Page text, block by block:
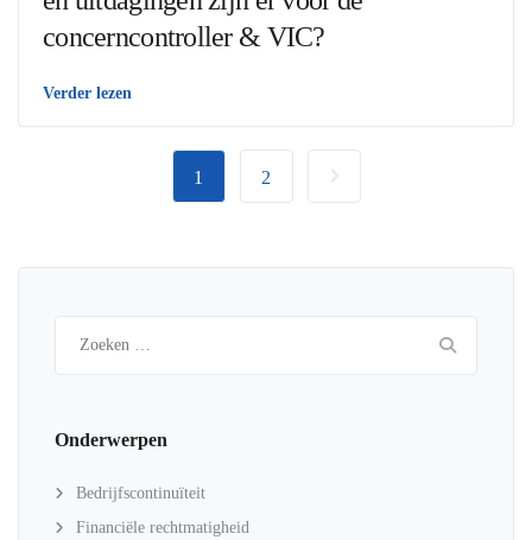
concerncontroller & VIC?
Verder lezen
1 2
Onderwerpen
Bedrijfscontinuïteit
Financiële rechtmatigheid